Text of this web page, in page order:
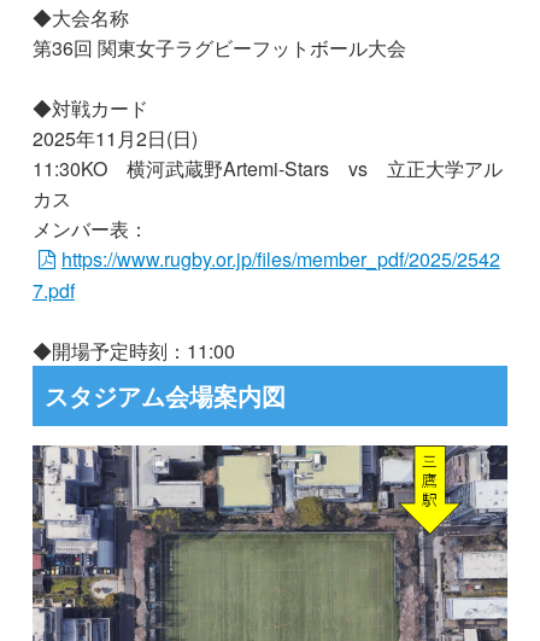
◆大会名称
第36回 関東女子ラグビーフットボール大会
◆対戦カード
2025年11月2日(日)
11:30KO 横河武蔵野Artemi-Stars vs 立正大学アル
カス
メンバー表：
https://www.rugby.or.jp/files/member_pdf/2025/2542
7.pdf
◆開場予定時刻：11:00
スタジアム会場案内図